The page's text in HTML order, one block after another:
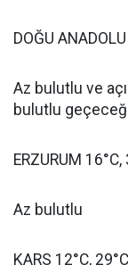
DOĞU ANADOLU
Az bulutlu ve
bulutlu
ERZURUM 16°C,
Az bulutlu
KARS 12°C, 29°C